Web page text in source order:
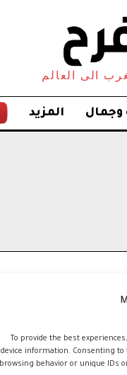
To provide the best
device information. Consenting to
browsing behavior or unique IDs
الى العالم
وجمال المزيد